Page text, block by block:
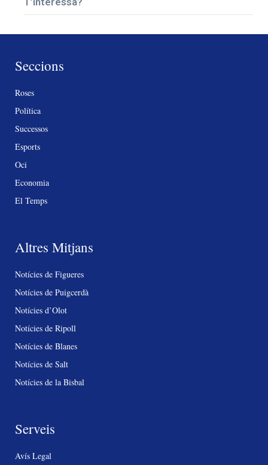
Seccions
Roses
Política
Successos
Esports
Oci
Economia
El Temps
Altres Mitjans
Notícies de Figueres
Notícies de Puigcerdà
Notícies d’Olot
Notícies de Ripoll
Notícies de Blanes
Notícies de Salt
Notícies de la Bisbal
Serveis
Avís Legal